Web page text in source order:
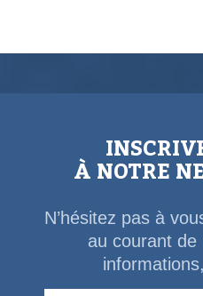
À NOTRE
N’hésitez pas à
au courant de